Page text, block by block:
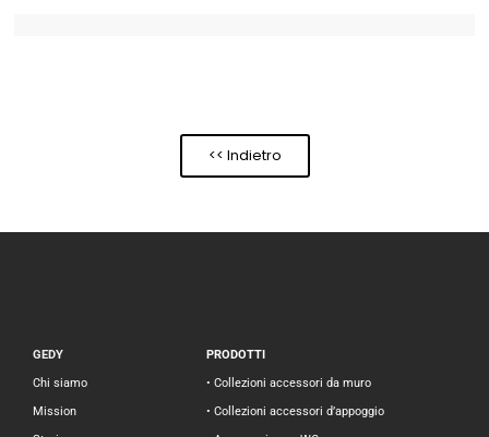
<< Indietro
GEDY
Chi siamo
Mission
PRODOTTI
• Collezioni accessori da muro
• Collezioni accessori d’appoggio